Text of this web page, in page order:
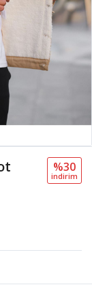
%30
i̇ndi̇ri̇m